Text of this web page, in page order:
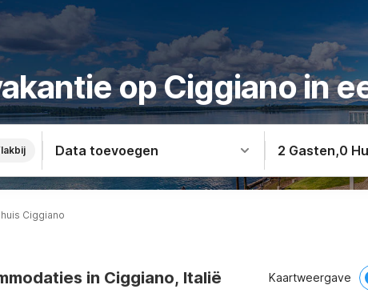
op Ciggiano in
Data toevoegen 2 Gasten,0
Ciggiano
in Ciggiano, Italië Kaartweergave